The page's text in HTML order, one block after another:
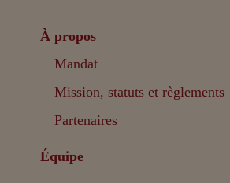
À propos
Mandat
Mission, statuts et règlements
Partenaires
Équipe